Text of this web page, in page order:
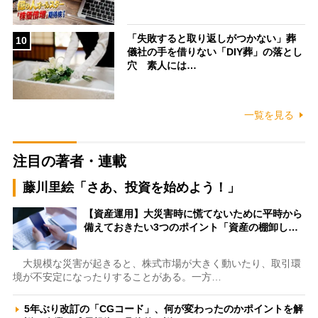
10
「失敗すると取り返しがつかない」葬
儀社の手を借りない「DIY葬」の落とし
穴 素人には…
一覧を見る
注目の著者・連載
藤川里絵「さあ、投資を始めよう！」
【資産運用】大災害時に慌てないために平時から
備えておきたい3つのポイント「資産の棚卸し…
大規模な災害が起きると、株式市場が大きく動いたり、取引環
境が不安定になったりすることがある。一方…
5年ぶり改訂の「CGコード」、何が変わったのかポイントを解